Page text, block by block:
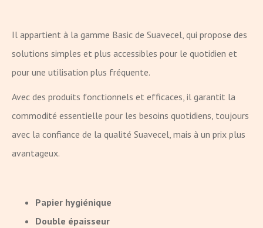
Il appartient à la gamme Basic de Suavecel, qui propose des
solutions simples et plus accessibles pour le quotidien et
pour une utilisation plus fréquente.
Avec des produits fonctionnels et efficaces, il garantit la
commodité essentielle pour les besoins quotidiens, toujours
avec la confiance de la qualité Suavecel, mais à un prix plus
avantageux.
Papier hygiénique
Double épaisseur